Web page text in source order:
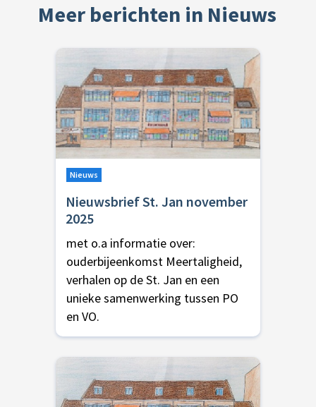
Meer berichten in Nieuws
Nieuws
Nieuwsbrief St. Jan november
2025
met o.a informatie over:
ouderbijeenkomst Meertaligheid,
verhalen op de St. Jan en een
unieke samenwerking tussen PO
en VO.